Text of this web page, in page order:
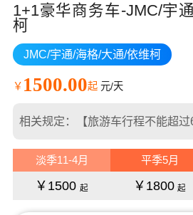
1+1豪华商务车-JMC/宇
柯
JMC/宇通/海格/大通/依维柯
￥ 1500.00起 元/天
相关规定：【旅游车行程不能超过
淡季11-4月
￥1500 起
平季5月
￥1800 起